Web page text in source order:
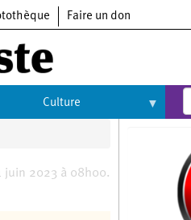
Faire un don
Culture
juin 2023 à 08h00.